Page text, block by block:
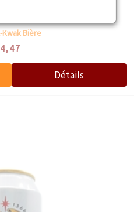
Kwak Bière